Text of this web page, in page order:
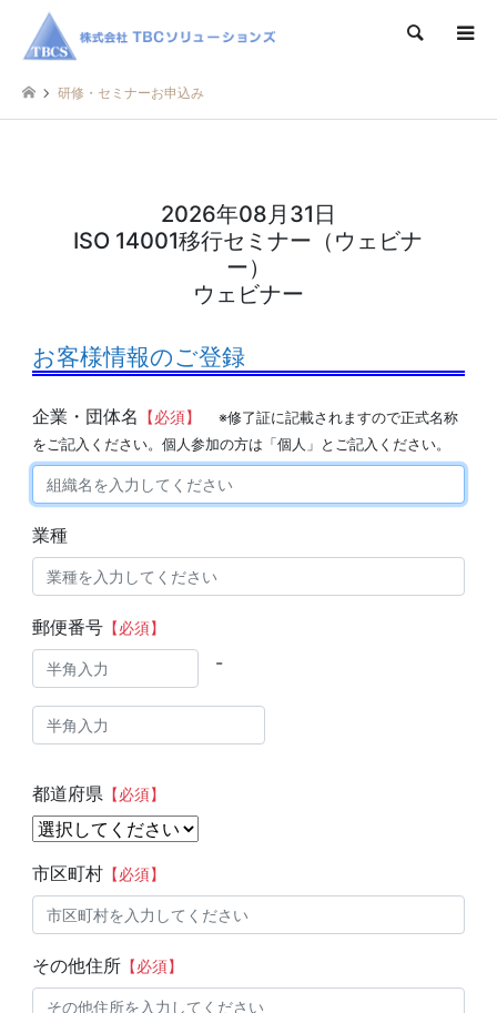
検索
研修・セミナーお申込み
2026年08月31日
ISO 14001移行セミナー（ウェビナ
ー）
ウェビナー
お客様情報のご登録
企業・団体名 【必須】
※修了証に記載されますので正式名称
をご記入ください。個人参加の方は「個人」とご記入ください。
業種
郵便番号【必須】
-
都道府県 【必須】
市区町村【必須】
その他住所【必須】